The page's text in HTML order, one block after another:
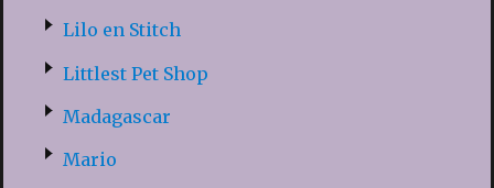
Lilo en Stitch
Littlest Pet Shop
Madagascar
Mario